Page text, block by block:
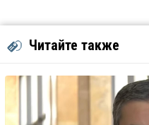
Читайте также